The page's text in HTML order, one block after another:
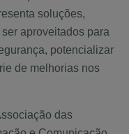
soluções,
aproveitados para
potencializar
de melhorias nos
das